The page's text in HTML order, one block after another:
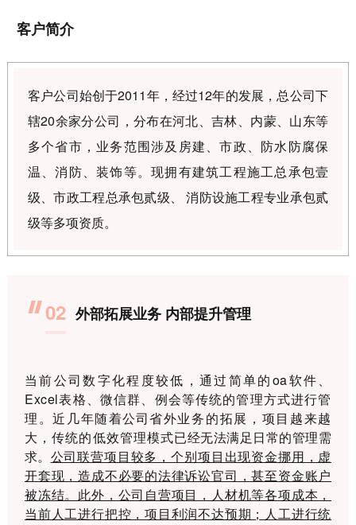
客户简介
客户公司始创于2011年，经过12年的发展，总公司下
辖20余家分公司，分布在河北、吉林、内蒙、山东等
多个省市，业务范围涉及房建、市政、防水防腐保
温、消防、装饰等。现拥有建筑工程施工总承包壹
级、市政工程总承包贰级、 消防设施工程专业承包贰
级等多项资质。
02 外部拓展业务 内部提升管理
当前公司数字化程度较低，通过简单的oa软件、
Excel表格、微信群、例会等传统的管理方式进行管
理。近几年随着公司省外业务的拓展，项目越来越
大，传统的低效管理模式已经无法满足日常的管理需
求。 公司联营项目较多，个别项目出现资金挪用，虚
开套现，造成不必要的法律诉讼官司，甚至资金账户
被冻结。此外，公司自营项目，人材机等各项成本，
当前人工进行把控，项目利润不达预期；人工进行统